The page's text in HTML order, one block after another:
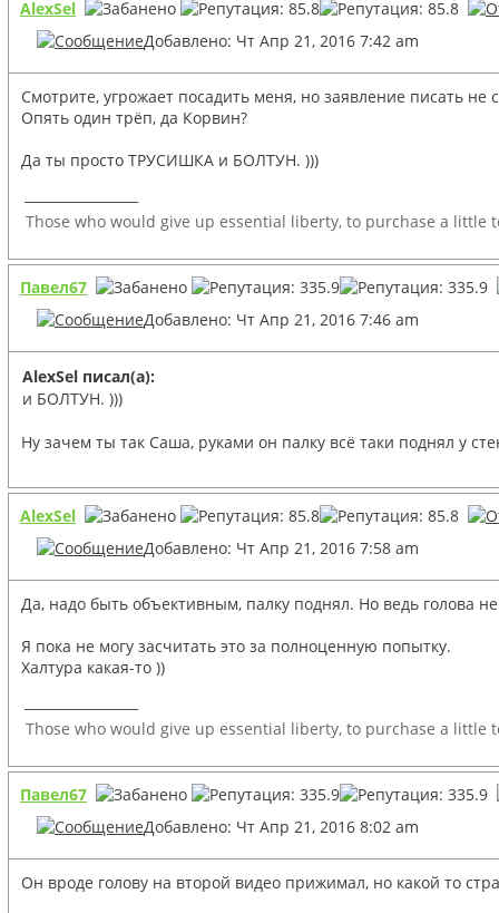
AlexSel
Добавлено: Чт Апр 21, 2016 7:42 am
Смотрите, угрожает посадить меня, но заявление писать не
Опять один трёп, да Корвин?
Да ты просто ТРУСИШКА и БОЛТУН. )))
Those who would give up essential liberty, to purchase a
Павел67
Добавлено: Чт Апр 21, 2016 7:46 am
AlexSel писал(а):
и БОЛТУН. )))
Ну зачем ты так Саша, руками он палку всё таки поднял у
AlexSel
Добавлено: Чт Апр 21, 2016 7:58 am
Да, надо быть объективным, палку поднял. Но ведь голова
Я пока не могу засчитать это за полноценную попытку.
Халтура какая-то ))
Those who would give up essential liberty, to purchase a
Павел67
Добавлено: Чт Апр 21, 2016 8:02 am
Он вроде голову на второй видео прижимал, но какой то